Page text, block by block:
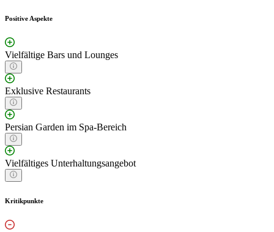
Positive Aspekte
Vielfältige Bars und Lounges
Exklusive Restaurants
Persian Garden im Spa-Bereich
Vielfältiges Unterhaltungsangebot
Kritikpunkte